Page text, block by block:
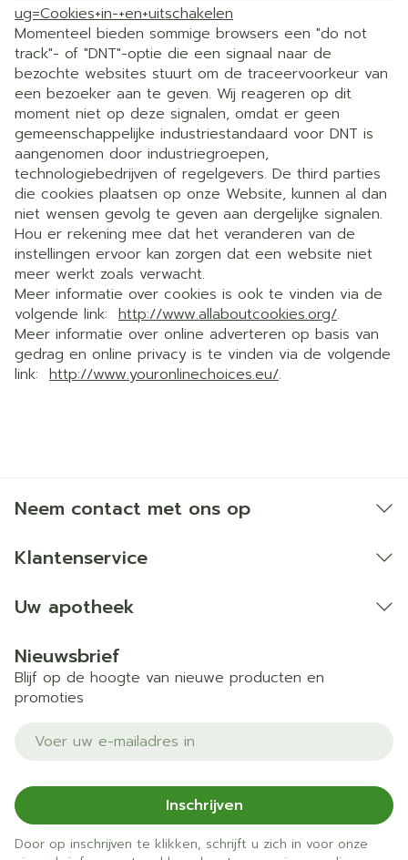
ug=Cookies+in-+en+uitschakelen
Momenteel bieden sommige browsers een "do not
track"- of "DNT"-optie die een signaal naar de
bezochte websites stuurt om de traceervoorkeur van
een bezoeker aan te geven. Wij reageren op dit
moment niet op deze signalen, omdat er geen
gemeenschappelijke industriestandaard voor DNT is
aangenomen door industriegroepen,
technologiebedrijven of regelgevers. De third parties
die cookies plaatsen op onze Website, kunnen al dan
niet wensen gevolg te geven aan dergelijke signalen.
Hou er rekening mee dat het veranderen van de
instellingen ervoor kan zorgen dat een website niet
meer werkt zoals verwacht.
Meer informatie over cookies is ook te vinden via de
volgende link: http://www.allaboutcookies.org/.
Meer informatie over online adverteren op basis van
gedrag en online privacy is te vinden via de volgende
link: http://www.youronlinechoices.eu/.
Neem contact met ons op
Klantenservice
Uw apotheek
Nieuwsbrief
Blijf op de hoogte van nieuwe producten en
promoties
E-mail adres
Inschrijven
Door op inschrijven te klikken, schrijft u zich in voor onze